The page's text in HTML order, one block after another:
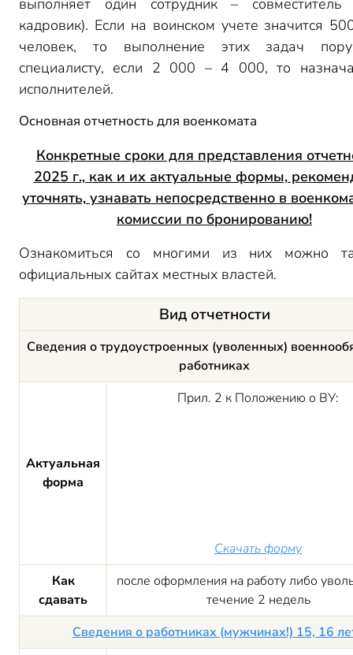
выполняет один сотрудник – совместитель
кадровик). Если на воинском учете значится
человек, то выполнение этих задач
специалисту, если 2 000 – 4 000, то
исполнителей.
Основная отчетность для военкомата
Конкретные сроки для представления
2025 г., как и их актуальные формы,
уточнять, узнавать непосредственно в
комиссии по бронированию!
Ознакомиться со многими из них можно
официальных сайтах местных властей.
Вид отчетности
Сведения о трудоустроенных (уволенных)
работниках
Актуальная
форма
Прил. 2 к Положению о ВУ:
Скачать форму
Как
сдавать
после оформления на работу либо
течение 2 недель
Сведения о работниках (мужчинах!) 15, 16